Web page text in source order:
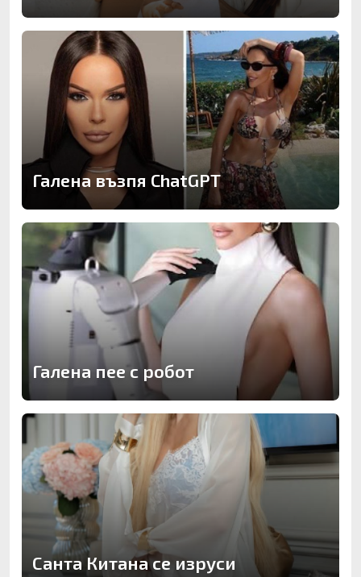
Галена възпя ChatGPT
Галена пее с робот
Санта Китана се изруси